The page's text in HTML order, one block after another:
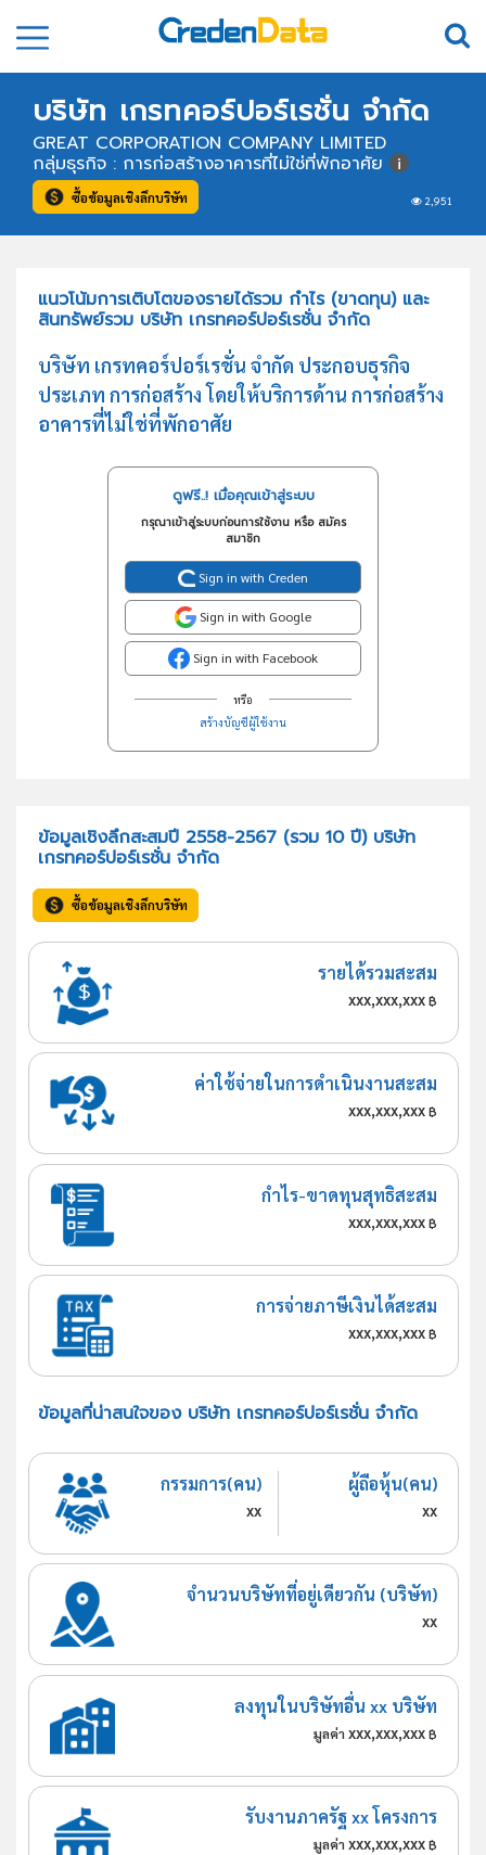
บริษัท เกรทคอร์ปอร์เรชั่น จำกัด
GREAT CORPORATION COMPANY LIMITED
2,951
กลุ่มธุรกิจ : การก่อสร้างอาคารที่ไม่ใช่ที่พักอาศัย
ซื้อข้อมูลเชิงลึกบริษัท
แนวโน้มการเติบโตของรายได้รวม กำไร (ขาดทุน) และ
สินทรัพย์รวม บริษัท เกรทคอร์ปอร์เรชั่น จำกัด
บริษัท เกรทคอร์ปอร์เรชั่น จำกัด ประกอบธุรกิจ
ประเภท การก่อสร้าง โดยให้บริการด้าน การก่อสร้าง
อาคารที่ไม่ใช่ที่พักอาศัย
ดูฟรี..! เมื่อคุณเข้าสู่ระบบ
กรุณาเข้าสู่ระบบก่อนการใช้งาน หรือ สมัคร
สมาชิก
Sign in with Creden
Sign in with Google
Sign in with Facebook
หรือ
สร้างบัญชีผู้ใช้งาน
ข้อมูลเชิงลึกสะสมปี 2558-2567 (รวม 10 ปี) บริษัท
เกรทคอร์ปอร์เรชั่น จำกัด
ซื้อข้อมูลเชิงลึกบริษัท
รายได้รวมสะสม
xxx,xxx,xxx฿
ค่าใช้จ่ายในการดำเนินงานสะสม
xxx,xxx,xxx฿
กำไร-ขาดทุนสุทธิสะสม
xxx,xxx,xxx฿
การจ่ายภาษีเงินได้สะสม
xxx,xxx,xxx฿
ข้อมูลที่น่าสนใจของ บริษัท เกรทคอร์ปอร์เรชั่น จำกัด
กรรมการ(คน)
xx
ผู้ถือหุ้น(คน)
xx
จำนวนบริษัทที่อยู่เดียวกัน (บริษัท)
xx
ลงทุนในบริษัทอื่น xx บริษัท
มูลค่า xxx,xxx,xxx ฿
รับงานภาครัฐ xx โครงการ
มูลค่า xxx,xxx,xxx ฿